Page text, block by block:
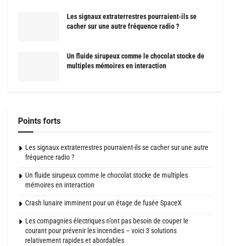
Les signaux extraterrestres pourraient-ils se
cacher sur une autre fréquence radio ?
Un fluide sirupeux comme le chocolat stocke de
multiples mémoires en interaction
Points forts
Les signaux extraterrestres pourraient-ils se cacher sur une autre
fréquence radio ?
Un fluide sirupeux comme le chocolat stocke de multiples
mémoires en interaction
Crash lunaire imminent pour un étage de fusée SpaceX
Les compagnies électriques n’ont pas besoin de couper le
courant pour prévenir les incendies – voici 3 solutions
relativement rapides et abordables